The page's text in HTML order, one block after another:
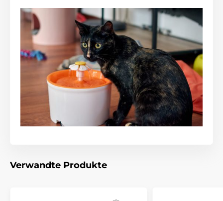
% Näpfe, Brunnen, Futterautomaten
Verwandte Produkte